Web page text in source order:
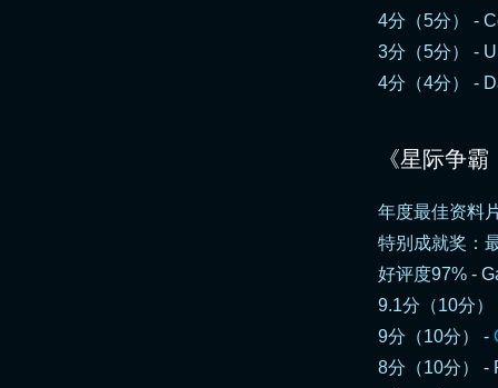
4分（5分） -
3分（5分） -
4分（4分） -
《星际争
年度最佳资料
特别成就奖：
好评度97% -
9.1分（10分
9分（10分） -
8分（10分） -